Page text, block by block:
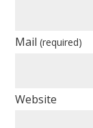
Mail(required)
Website